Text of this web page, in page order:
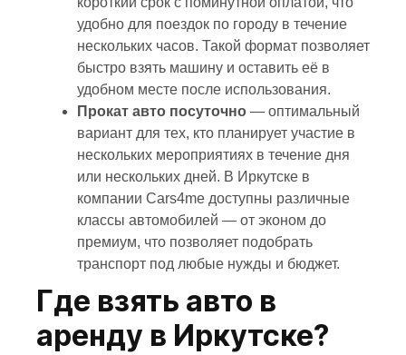
удобно для поездок по городу в течение
нескольких часов. Такой формат позволяет
быстро взять машину и оставить её в
удобном месте после использования.
Прокат авто посуточно — оптимальный
вариант для тех, кто планирует участие в
нескольких мероприятиях в течение дня
или нескольких дней. В Иркутске в
компании Cars4me доступны различные
классы автомобилей — от эконом до
премиум, что позволяет подобрать
транспорт под любые нужды и бюджет.
Где взять авто в
аренду в Иркутске?